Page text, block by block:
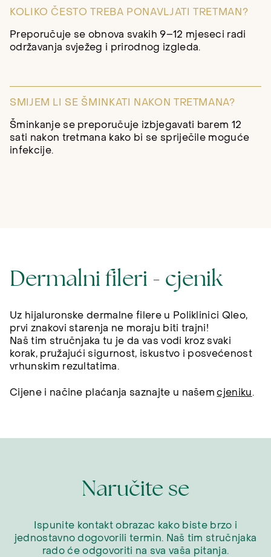
KOLIKO ČESTO TREBA PONAVLJATI TRETMAN?
Preporučuje se obnova svakih 9–12 mjeseci radi
održavanja svježeg i prirodnog izgleda.
SMIJEM LI SE ŠMINKATI NAKON TRETMANA?
Šminkanje se preporučuje izbjegavati barem 12
sati nakon tretmana kako bi se spriječile moguće
infekcije.
Dermalni fileri - cjenik
Uz hijaluronske dermalne filere u Poliklinici Qleo,
prvi znakovi starenja ne moraju biti trajni!
Naš tim stručnjaka tu je da vas vodi kroz svaki
korak, pružajući sigurnost, iskustvo i posvećenost
vrhunskim rezultatima.
Cijene i načine plaćanja saznajte u našemcjeniku.
Naručite se
Ispunite kontakt obrazac kako biste brzo i
jednostavno dogovorili termin. Naš tim stručnjaka
rado će odgovoriti na sva vaša pitanja.